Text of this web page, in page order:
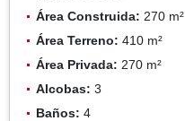
Área Construida: 270 m²
Área Terreno: 410 m²
Área Privada: 270 m²
Alcobas: 3
Baños: 4